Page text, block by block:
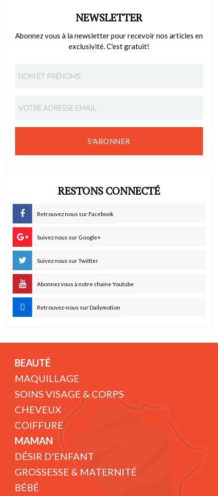
NEWSLETTER
Abonnez vous à la newsletter pour recevoir nos articles en
exclusivité. C'est gratuit!
S'ABONNER
RESTONS CONNECTÉ
Retrouvez nous sur Facebook
Suivez nous sur Google+
Suivez nous sur Twiitter
Abonnez vous à notre chaine Youtube
Retrouvez-nous sur Dailymotion
BEAUTÉ
MAQUILLAGE
SOINS VISAGE & CORPS
CHEVEUX
COIFFURE
MAMAN
DÉSIR D'ENFANT
GROSSESSE & MATERNITÉ
BÉBÉ